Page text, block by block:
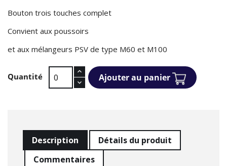
Bouton trois touches complet
Convient aux poussoirs
et aux mélangeurs PSV de type M60 et M100
Quantité Ajouter au panier
Description
Détails du produit
Commentaires